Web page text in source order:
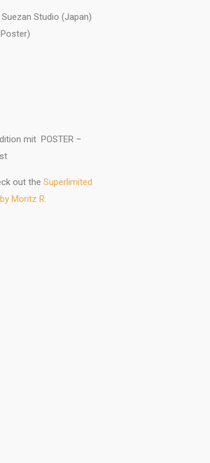
Studio (Japan)
mit POSTER –
out the Superlimited
Moritz R.